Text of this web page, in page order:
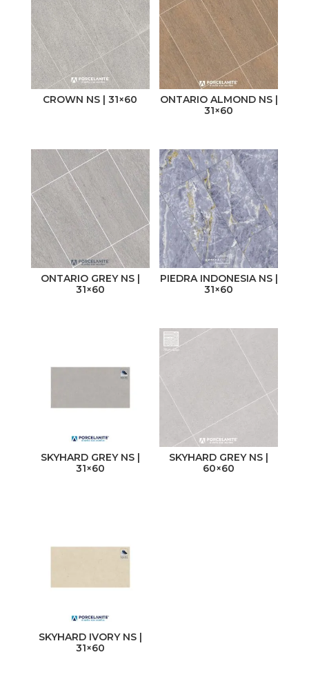
Cerámico
Porcelanato
Pared
Piso
Acabado
Mate
Satinado
Non-Slip
Pulido
Semibrillante
Medida
60 x 60
30 x 60
50 x 50
60 x 120
Blanco
Café
Negro
Marmolados
Monocolor
Piedra
CROWN NS | 31×60
ONTARIO ALMOND NS |
31×60
ONTARIO GREY NS |
31×60
PIEDRA INDONESIA NS |
31×60
SKYHARD GREY NS |
31×60
SKYHARD GREY NS |
60×60
SKYHARD IVORY NS |
31×60